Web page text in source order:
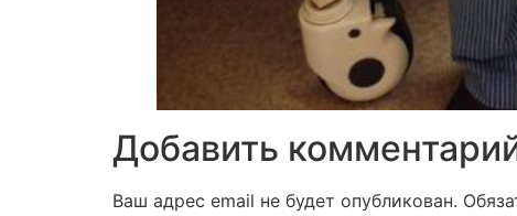
Добавить
Ваш адрес email не будет опубликован.